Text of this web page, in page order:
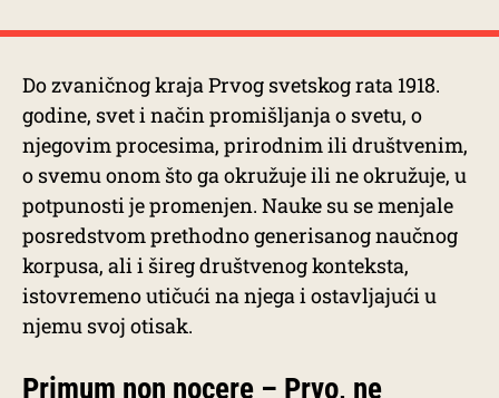
Do zvaničnog kraja Prvog svetskog rata 1918.
godine, svet i način promišljanja o svetu, o
njegovim procesima, prirodnim ili društvenim,
o svemu onom što ga okružuje ili ne okružuje, u
potpunosti je promenjen. Nauke su se menjale
posredstvom prethodno generisanog naučnog
korpusa, ali i šireg društvenog konteksta,
istovremeno utičući na njega i ostavljajući u
njemu svoj otisak.
Primum non nocere – Prvo, ne